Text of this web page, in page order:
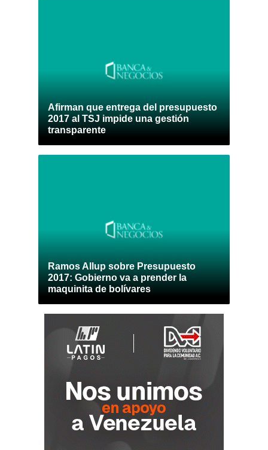
Afirman que entrega del presupuesto
2017 al TSJ impide una gestión
transparente
Ramos Allup sobre Presupuesto
2017: Gobierno va a prender la
maquinita de bolívares